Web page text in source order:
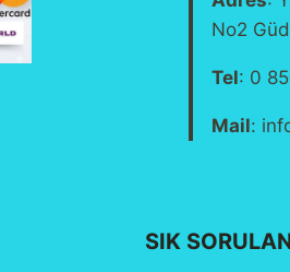
No2
Tel: 0
Mail:
SIK